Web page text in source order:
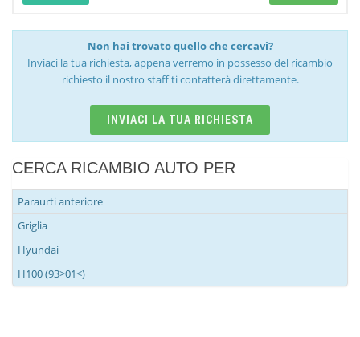
Non hai trovato quello che cercavi?
Inviaci la tua richiesta, appena verremo in possesso del ricambio
richiesto il nostro staff ti contatterà direttamente.
INVIACI LA TUA RICHIESTA
CERCA RICAMBIO AUTO PER
Paraurti anteriore
Griglia
Hyundai
H100 (93>01<)